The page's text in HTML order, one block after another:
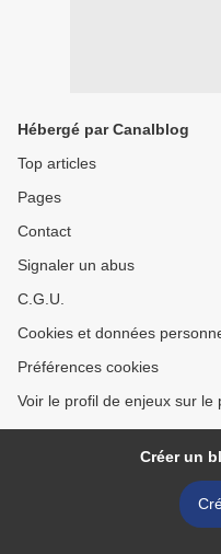
Hébergé par Canalblog
Top articles
Pages
Contact
Signaler un abus
C.G.U.
Cookies et données
Préférences cookies
Voir le profil de enjeux sur le
Créer un